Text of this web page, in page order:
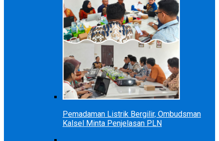
Pemadaman Listrik Bergilir, Ombudsman
Kalsel Minta Penjelasan PLN